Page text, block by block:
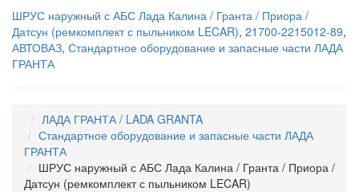
ШРУС наружный с АБС Лада Калина / Гранта / Приора /
Датсун (ремкомплект с пыльником LECAR), 21700-2215012-89,
АВТОВАЗ, Стандартное оборудование и запасные части ЛАДА
ГРАНТА
ЛАДА ГРАНТА / LADA GRANTA
Стандартное оборудование и запасные части ЛАДА
ГРАНТА
ШРУС наружный с АБС Лада Калина / Гранта / Приора /
Датсун (ремкомплект с пыльником LECAR)